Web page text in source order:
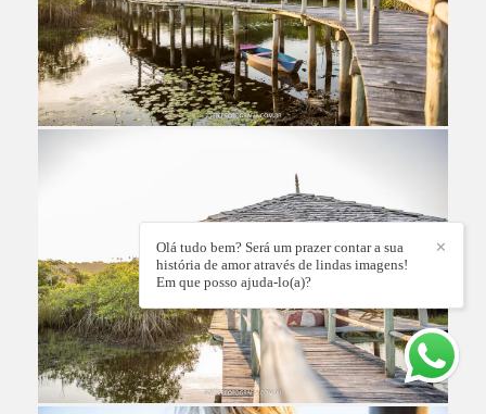
✕
Olá tudo bem? Será um prazer contar a sua
história de amor através de lindas imagens!
Em que posso ajuda-lo(a)?